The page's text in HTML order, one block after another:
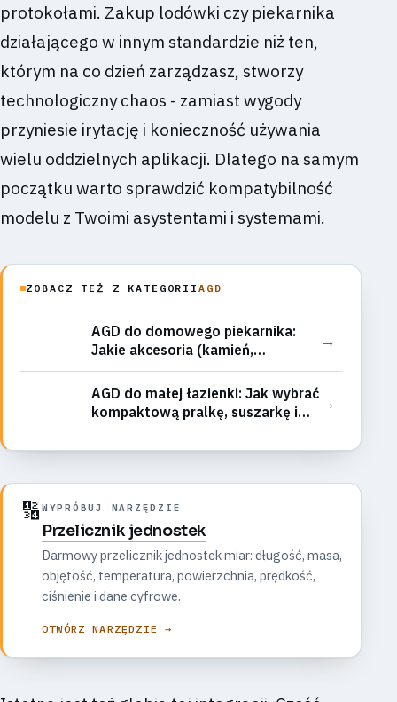
protokołami. Zakup lodówki czy piekarnika
działającego w innym standardzie niż ten,
którym na co dzień zarządzasz, stworzy
technologiczny chaos - zamiast wygody
przyniesie irytację i konieczność używania
wielu oddzielnych aplikacji. Dlatego na samym
początku warto sprawdzić kompatybilność
modelu z Twoimi asystentami i systemami.
ZOBACZ TEŻ Z KATEGORII AGD
AGD do domowego piekarnika:
Jakie akcesoria (kamień,
termometr, tryskacz)
rzeczywiście poprawiają wypieki?
→
AGD do małej łazienki: Jak wybrać
kompaktową pralkę, suszarkę i
→
🔢 WYPRÓBUJ NARZĘDZIE
Przelicznik jednostek
Darmowy przelicznik jednostek miar: długość, masa,
objętość, temperatura, powierzchnia, prędkość,
ciśnienie i dane cyfrowe.
OTWÓRZ NARZĘDZIE →